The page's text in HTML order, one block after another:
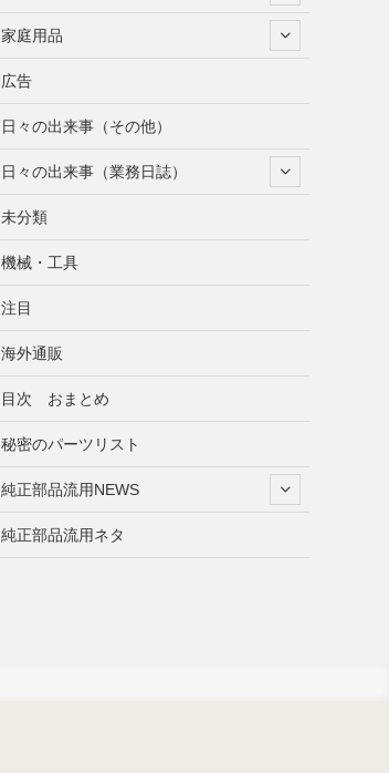
家庭用品
広告
日々の出来事（その他）
日々の出来事（業務日誌）
未分類
機械・工具
注目
海外通販
目次 おまとめ
秘密のパーツリスト
純正部品流用NEWS
純正部品流用ネタ